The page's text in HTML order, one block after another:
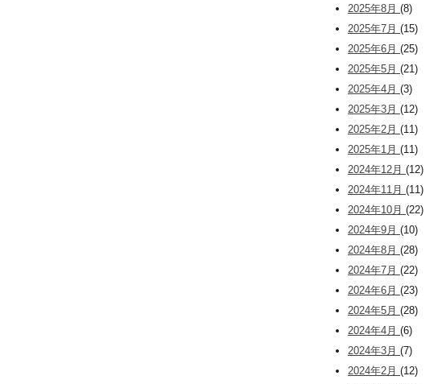
2025年8月 (8)
2025年7月 (15)
2025年6月 (25)
2025年5月 (21)
2025年4月 (3)
2025年3月 (12)
2025年2月 (11)
2025年1月 (11)
2024年12月 (12)
2024年11月 (11)
2024年10月 (22)
2024年9月 (10)
2024年8月 (28)
2024年7月 (22)
2024年6月 (23)
2024年5月 (28)
2024年4月 (6)
2024年3月 (7)
2024年2月 (12)